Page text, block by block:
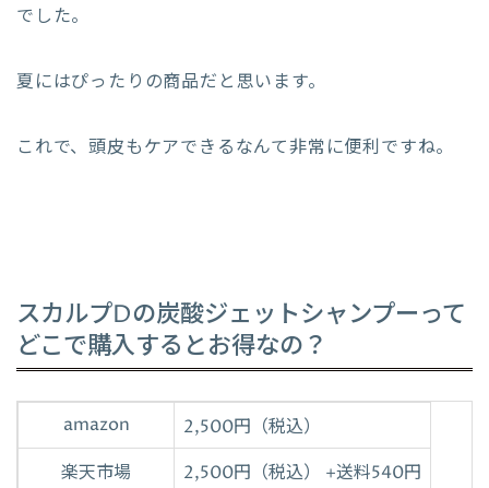
でした。
夏にはぴったりの商品だと思います。
これで、頭皮もケアできるなんて非常に便利ですね。
スカルプDの炭酸ジェットシャンプーって
どこで購入するとお得なの？
amazon
2,500円（税込）
楽天市場
2,500円（税込） +送料540円